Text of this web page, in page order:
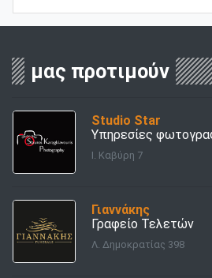
μας προτιμούν
Studio Star
Υπηρεσίες
Ι. Καβύρη 7
Γιαννάκης
Γραφείο Τελετών
Λ. Δημοκρατίας 398